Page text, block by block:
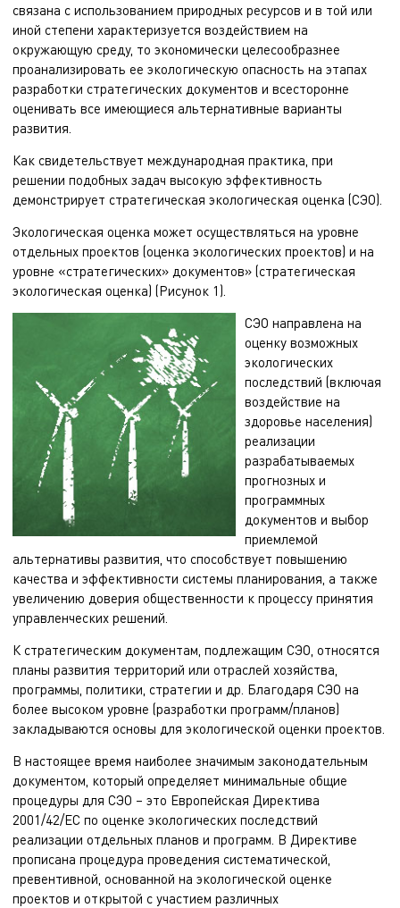
связана с использованием природных ресурсов и в той или
иной степени характеризуется воздействием на
окружающую среду, то экономически целесообразнее
проанализировать ее экологическую опасность на этапах
разработки стратегических документов и всесторонне
оценивать все имеющиеся альтернативные варианты
развития.
Как свидетельствует международная практика, при
решении подобных задач высокую эффективность
демонстрирует стратегическая экологическая оценка (СЭО).
Экологическая оценка может осуществляться на уровне
отдельных проектов (оценка экологических проектов) и на
уровне «стратегических» документов» (стратегическая
экологическая оценка) (Рисунок 1).
СЭО направлена на
оценку возможных
экологических
последствий (включая
воздействие на
здоровье населения)
реализации
разрабатываемых
прогнозных и
программных
документов и выбор
приемлемой
альтернативы развития, что способствует повышению
качества и эффективности системы планирования, а также
увеличению доверия общественности к процессу принятия
управленческих решений.
К стратегическим документам, подлежащим СЭО, относятся
планы развития территорий или отраслей хозяйства,
программы, политики, стратегии и др. Благодаря СЭО на
более высоком уровне (разработки программ/планов)
закладываются основы для экологической оценки проектов.
В настоящее время наиболее значимым законодательным
документом, который определяет минимальные общие
процедуры для СЭО – это Европейская Директива
2001/42/EC по оценке экологических последствий
реализации отдельных планов и программ. В Директиве
прописана процедура проведения систематической,
превентивной, основанной на экологической оценке
проектов и открытой с участием различных